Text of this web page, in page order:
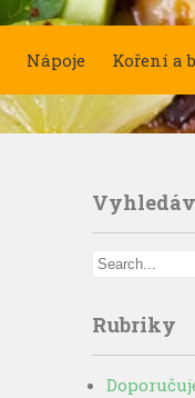
Nápoje Koření a
Rubriky